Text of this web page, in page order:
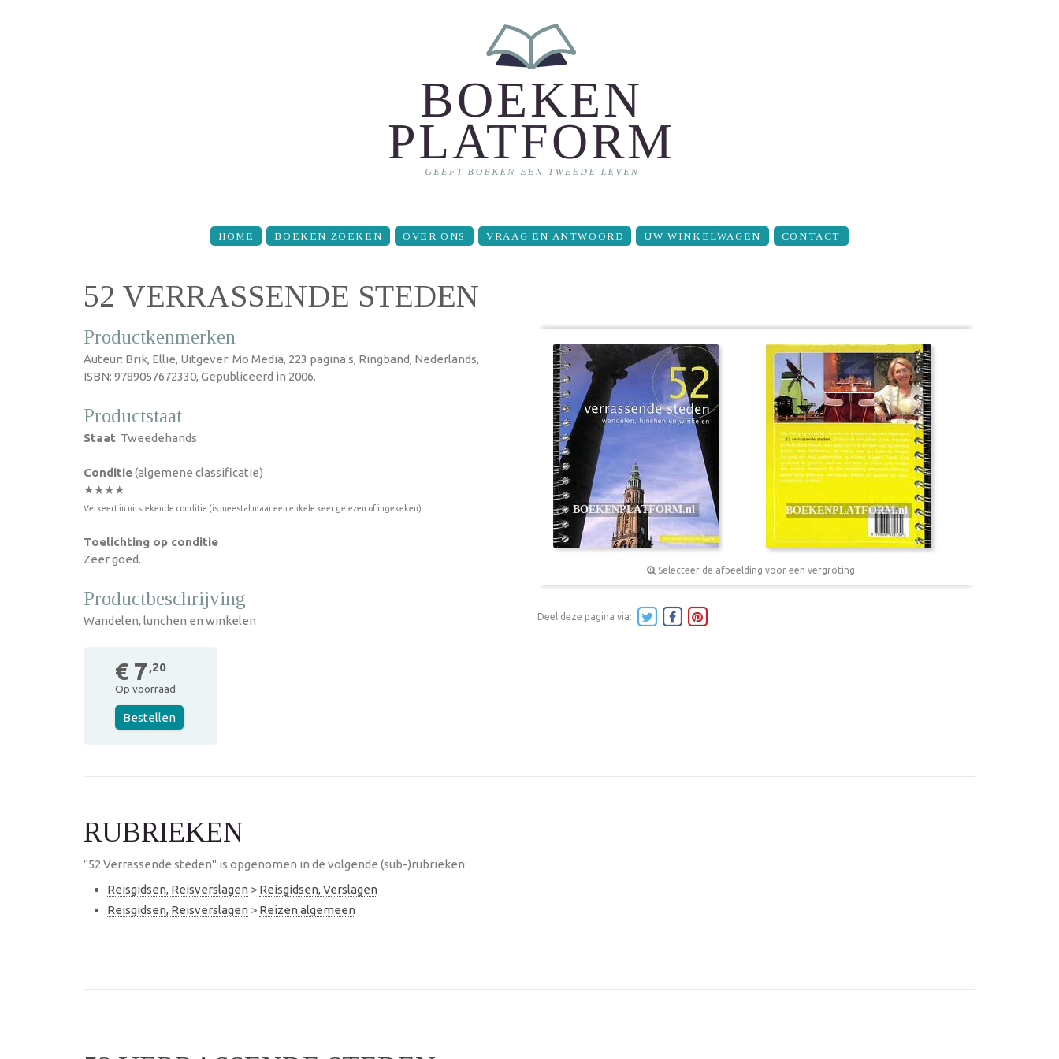
HOME BOEKEN ZOEKEN OVER ONS VRAAG EN ANTWOORD UW WINKELWAGEN CONTACT
52 VERRASSENDE STEDEN
Productkenmerken
Auteur: Brik, Ellie, Uitgever: Mo Media, 223 pagina's, Ringband, Nederlands,
ISBN: 9789057672330, Gepubliceerd in 2006.
Productstaat
Staat: Tweedehands
Conditie(algemene classificatie)
★★★★
Verkeert in uitstekende conditie (is meestal maar een enkele keer gelezen of ingekeken)
Toelichting op conditie
Zeer goed.
Productbeschrijving
Wandelen, lunchen en winkelen
€ 7 ,20
Op voorraad
Bestellen
Selecteer de afbeelding voor een vergroting
Deel deze pagina via:
RUBRIEKEN
"52 Verrassende steden" is opgenomen in de volgende (sub-)rubrieken:
Reisgidsen, Reisverslagen > Reisgidsen, Verslagen
Reisgidsen, Reisverslagen > Reizen algemeen